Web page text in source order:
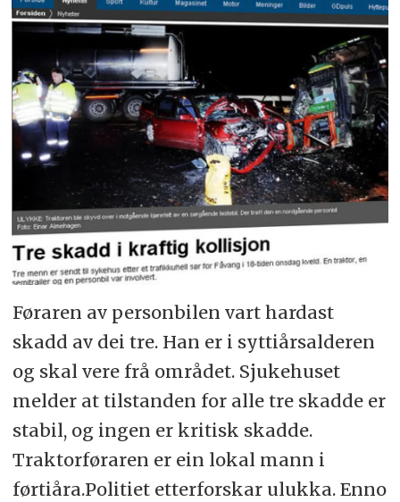
Føraren av personbilen vart hardast
skadd av dei tre. Han er i syttiårsalderen
og skal vere frå området. Sjukehuset
melder at tilstanden for alle tre skadde er
stabil, og ingen er kritisk skadde.
Traktorføraren er ein lokal mann i
førtiåra.Politiet etterforskar ulukka. Enno